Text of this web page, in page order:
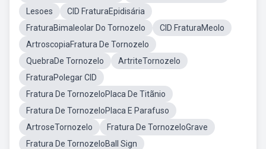
Lesoes
CID FraturaEpidisária
FraturaBimaleolar Do Tornozelo
CID FraturaMeolo
ArtroscopiaFratura De Tornozelo
QuebraDe Tornozelo
ArtriteTornozelo
FraturaPolegar CID
Fratura De TornozeloPlaca De Titãnio
Fratura De TornozeloPlaca E Parafuso
ArtroseTornozelo
Fratura De TornozeloGrave
Fratura De TornozeloBall Sign